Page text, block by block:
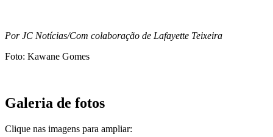
Por JC Notícias/Com colaboração de Lafayette Teixeira
Foto: Kawane Gomes
Galeria de fotos
Clique nas imagens para ampliar: